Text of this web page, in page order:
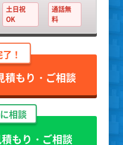
土日祝
OK
通話無
料
！
積もり・ご相談
相談
もり・ご相談